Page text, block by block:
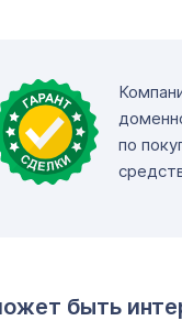
по
быть